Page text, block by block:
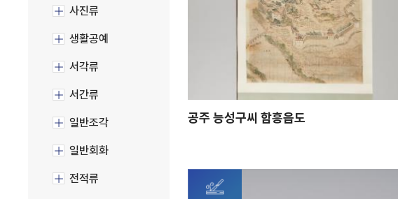
사진류
생활공예
서각류
서간류
일반조각
일반회화
전적류
공주 능성구씨 함흥읍도